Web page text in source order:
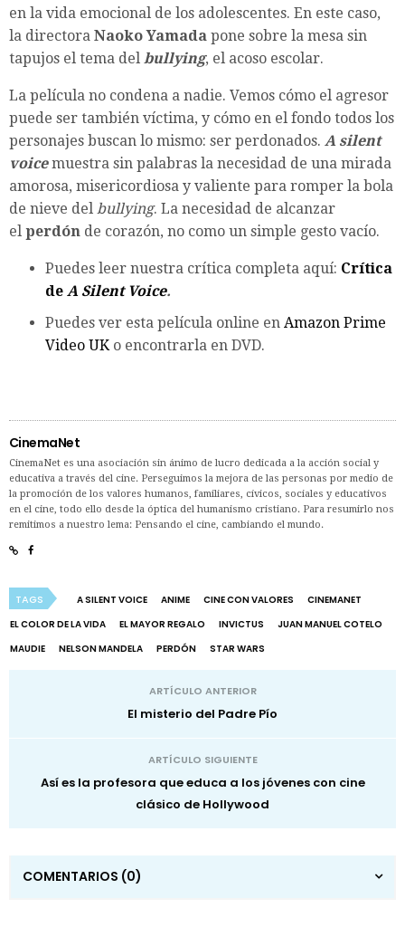
en la vida emocional de los adolescentes. En este caso,
la directora Naoko Yamada pone sobre la mesa sin
tapujos el tema del bullying, el acoso escolar.
La película no condena a nadie. Vemos cómo el agresor
puede ser también víctima, y cómo en el fondo todos los
personajes buscan lo mismo: ser perdonados. A silent
voice muestra sin palabras la necesidad de una mirada
amorosa, misericordiosa y valiente para romper la bola
de nieve del bullying. La necesidad de alcanzar
el perdón de corazón, no como un simple gesto vacío.
Puedes leer nuestra crítica completa aquí: Crítica
de A Silent Voice.
Puedes ver esta película online en Amazon Prime
Video UKo encontrarla en DVD.
CinemaNet
CinemaNet es una asociación sin ánimo de lucro dedicada a la acción social y
educativa a través del cine. Perseguimos la mejora de las personas por medio de
la promoción de los valores humanos, familiares, cívicos, sociales y educativos
en el cine, todo ello desde la óptica del humanismo cristiano. Para resumirlo nos
remitimos a nuestro lema: Pensando el cine, cambiando el mundo.
TAGS A SILENT VOICE ANIME CINE CON VALORES
CINEMANET
EL COLOR DE LA VIDA
EL MAYOR REGALO INVICTUS
JUAN MANUEL COTELO
MAUDIE
NELSON MANDELA PERDÓN STAR WARS
ARTÍCULO ANTERIOR
El misterio del Padre Pío
ARTÍCULO SIGUIENTE
Así es la profesora que educa a los jóvenes con cine
clásico de Hollywood
COMENTARIOS (0)